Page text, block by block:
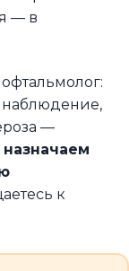
— в
наблюдение,
—
к